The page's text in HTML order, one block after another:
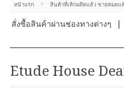
หน้าแรก » สินค้าที่เลิกผลิตแล้ว ขายหมดแ
สั่งซื้อสินค้าผ่านช่องทางต่างๆ
Etude House